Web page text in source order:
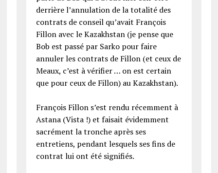
derrière l’annulation de la totalité des
contrats de conseil qu’avait François
Fillon avec le Kazakhstan (je pense que
Bob est passé par Sarko pour faire
annuler les contrats de Fillon (et ceux de
Meaux, c’est à vérifier … on est certain
que pour ceux de Fillon) au Kazakhstan).
François Fillon s’est rendu récemment à
Astana (Vista !) et faisait évidemment
sacrément la tronche après ses
entretiens, pendant lesquels ses fins de
contrat lui ont été signifiés.